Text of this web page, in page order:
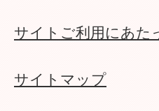
サイトご利用にあた
サイトマップ